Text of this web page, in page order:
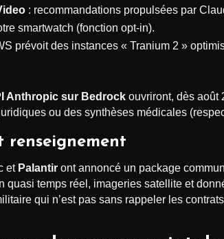
: recommandations propulsées par
smartwatch (fonction opt-in).
prévoit des instances « Tranium 2 »
Anthropic sur Bedrock ouvriront, dès août
ou des synthèses médicales
renseignement
et Palantir ont annoncé un package
quasi temps réel, imageries satellite et
qui n’est pas sans rappeler les